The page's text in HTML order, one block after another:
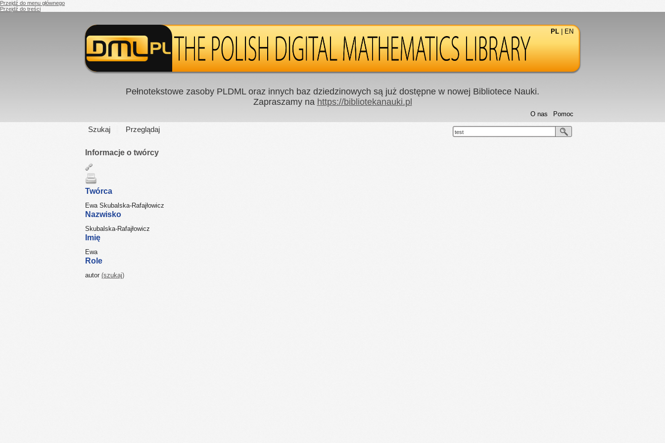
Przejdź do menu głównego
Przejdź do treści
PL EN
Pełnotekstowe zasoby PLDML oraz innych baz dziedzinowych są już dostępne w nowej Bibliotece Nauki.
Zapraszamy na https://bibliotekanauki.pl
Szukaj Przeglądaj
Pomoc
O nas
test
Informacje o twórcy
Twórca
Ewa Skubalska-Rafajłowicz
Nazwisko
Skubalska-Rafajłowicz
Imię
Ewa
Role
autor (szukaj)